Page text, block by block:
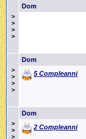
>
>
>
>
Dom
>
>
>
>
Dom
5 Compleanni
>
>
>
Dom
2 Compleanni